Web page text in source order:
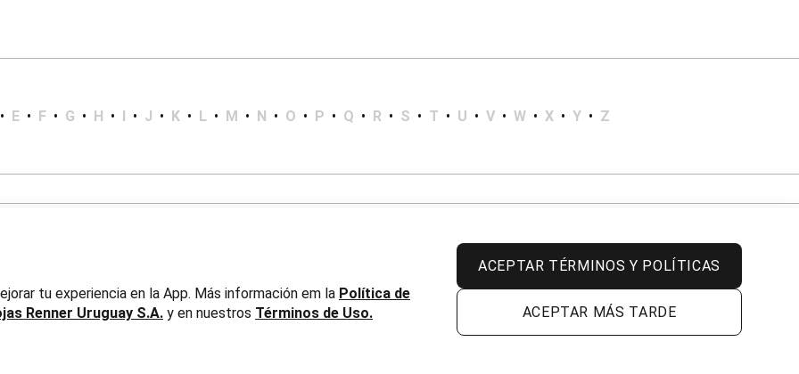
• E • F • G • H • I • J • K • L • M • N • O • P • Q • R • S • T • U • V • W • X • Y • Z
tu experiencia en la App. Más información em la Política de
Renner Uruguay S.A. y en nuestros Términos de Uso.
ACEPTAR TÉRMINOS Y POLÍTICAS
ACEPTAR MÁS TARDE